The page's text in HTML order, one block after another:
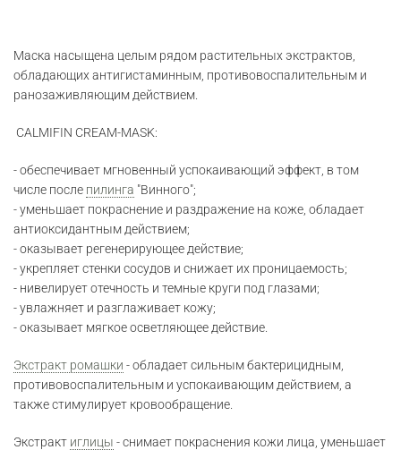
Маска насыщена целым рядом растительных экстрактов,
обладающих антигистаминным, противовоспалительным и
ранозаживляющим действием.
CALMIFIN CREAM-MASK:
- обеспечивает мгновенный успокаивающий эффект, в том
числе после пилинга "Винного";
- уменьшает покраснение и раздражение на коже, обладает
антиоксидантным действием;
- оказывает регенерирующее действие;
- укрепляет стенки сосудов и снижает их проницаемость;
- нивелирует отечность и темные круги под глазами;
- увлажняет и разглаживает кожу;
- оказывает мягкое осветляющее действие.
Экстракт ромашки - обладает сильным бактерицидным,
противовоспалительным и успокаивающим действием, а
также стимулирует кровообращение.
Экстракт иглицы - снимает покраснения кожи лица, уменьшает